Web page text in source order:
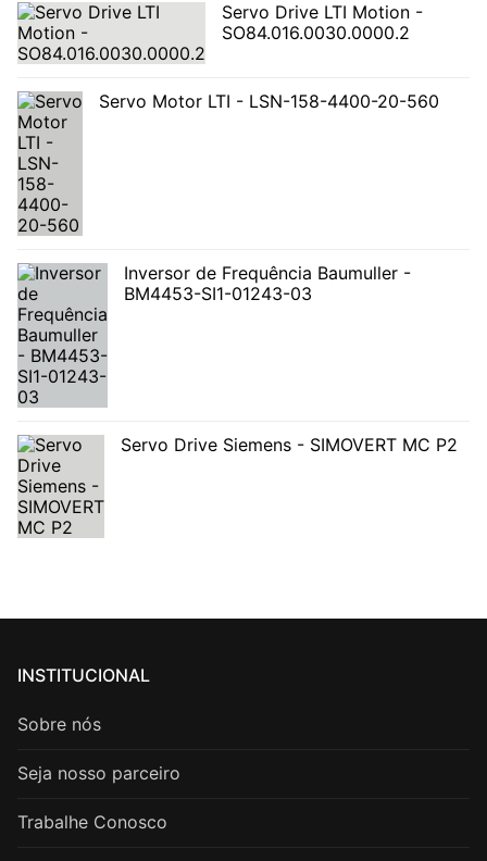
Servo Drive LTI Motion -
SO84.016.0030.0000.2
Servo Motor LTI - LSN-158-4400-20-560
Inversor de Frequência Baumuller -
BM4453-SI1-01243-03
Servo Drive Siemens - SIMOVERT MC P2
INSTITUCIONAL
Sobre nós
Seja nosso parceiro
Trabalhe Conosco